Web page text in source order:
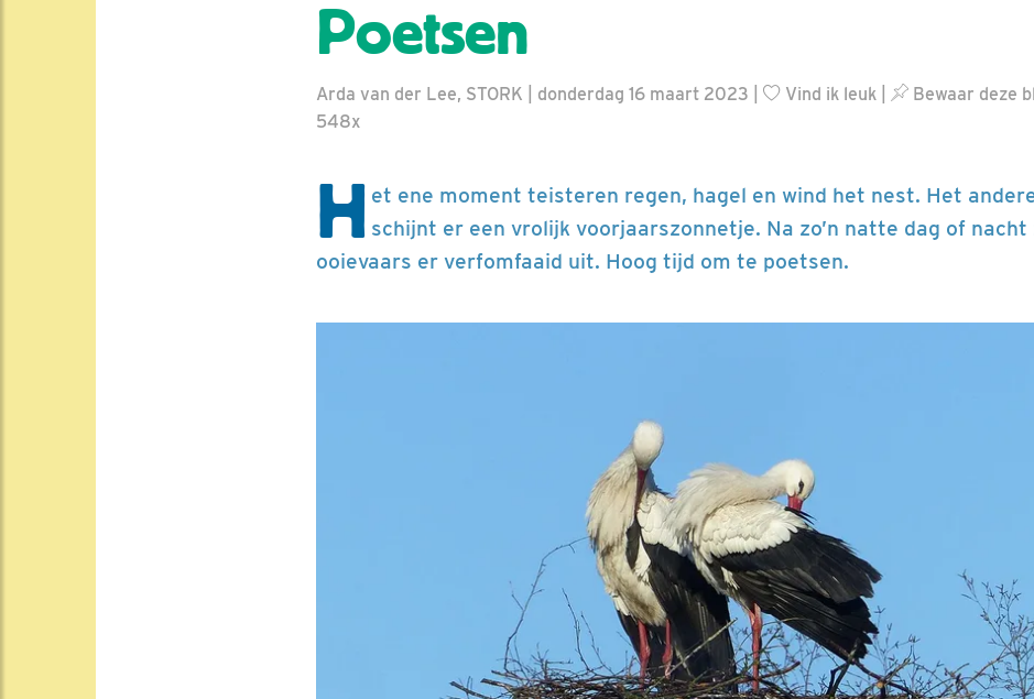
Poetsen
Arda van der Lee, STORK | donderdag 16 maart 2023 | Vind ik leuk Bewaar deze
548x
H et ene moment teisteren regen, hagel en wind het nest. Het
schijnt er een vrolijk voorjaarszonnetje. Na zo’n natte dag of nacht
ooievaars er verfomfaaid uit. Hoog tijd om te poetsen.